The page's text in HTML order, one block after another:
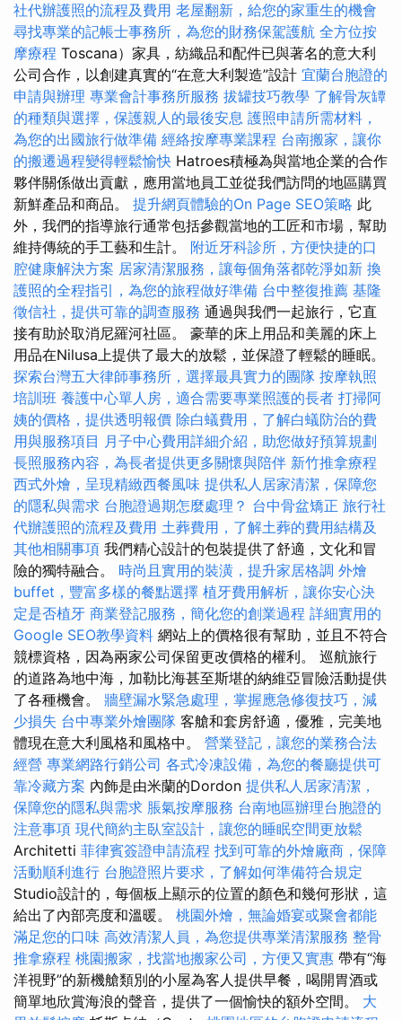
社代辦護照的流程及費用 老屋翻新，給您的家重生的機會
尋找專業的記帳士事務所，為您的財務保駕護航 全方位按
摩療程 Toscana）家具，紡織品和配件已與著名的意大利
公司合作，以創建真實的“在意大利製造”設計 宜蘭台胞證的
申請與辦理 專業會計事務所服務 拔罐技巧教學 了解骨灰罈
的種類與選擇，保護親人的最後安息 護照申請所需材料，
為您的出國旅行做準備 經絡按摩專業課程 台南搬家，讓你
的搬遷過程變得輕鬆愉快 Hatroes積極為與當地企業的合作
夥伴關係做出貢獻，應用當地員工並從我們訪問的地區購買
新鮮產品和商品。 提升網頁體驗的On Page SEO策略 此
外，我們的指導旅行通常包括參觀當地的工匠和市場，幫助
維持傳統的手工藝和生計。 附近牙科診所，方便快捷的口
腔健康解決方案 居家清潔服務，讓每個角落都乾淨如新 換
護照的全程指引，為您的旅程做好準備 台中整復推薦 基隆
徵信社，提供可靠的調查服務 通過與我們一起旅行，它直
接有助於取消尼羅河社區。 豪華的床上用品和美麗的床上
用品在Nilusa上提供了最大的放鬆，並保證了輕鬆的睡眠。
探索台灣五大律師事務所，選擇最具實力的團隊 按摩執照
培訓班 養護中心單人房，適合需要專業照護的長者 打掃阿
姨的價格，提供透明報價 除白蟻費用，了解白蟻防治的費
用與服務項目 月子中心費用詳細介紹，助您做好預算規劃
長照服務內容，為長者提供更多關懷與陪伴 新竹推拿療程
西式外燴，呈現精緻西餐風味 提供私人居家清潔，保障您
的隱私與需求 台胞證過期怎麼處理？ 台中骨盆矯正 旅行社
代辦護照的流程及費用 土葬費用，了解土葬的費用結構及
其他相關事項 我們精心設計的包裝提供了舒適，文化和冒
險的獨特融合。 時尚且實用的裝潢，提升家居格調 外燴
buffet，豐富多樣的餐點選擇 植牙費用解析，讓你安心決
定是否植牙 商業登記服務，簡化您的創業過程 詳細實用的
Google SEO教學資料 網站上的價格很有幫助，並且不符合
競標資格，因為兩家公司保留更改價格的權利。 巡航旅行
的道路為地中海，加勒比海甚至斯堪的納維亞冒險活動提供
了各種機會。 牆壁漏水緊急處理，掌握應急修復技巧，減
少損失 台中專業外燴團隊 客艙和套房舒適，優雅，完美地
體現在意大利風格和風格中。 營業登記，讓您的業務合法
經營 專業網路行銷公司 各式冷凍設備，為您的餐廳提供可
靠冷藏方案 內飾是由米蘭的Dordon 提供私人居家清潔，
保障您的隱私與需求 脹氣按摩服務 台南地區辦理台胞證的
注意事項 現代簡約主臥室設計，讓您的睡眠空間更放鬆
Architetti 菲律賓簽證申請流程 找到可靠的外燴廠商，保障
活動順利進行 台胞證照片要求，了解如何準備符合規定
Studio設計的，每個板上顯示的位置的顏色和幾何形狀，這
給出了內部亮度和溫暖。 桃園外燴，無論婚宴或聚會都能
滿足您的口味 高效清潔人員，為您提供專業清潔服務 整骨
推拿療程 桃園搬家，找當地搬家公司，方便又實惠 帶有“海
洋視野”的新機艙類別的小屋為客人提供早餐，喝開胃酒或
簡單地欣賞海浪的聲音，提供了一個愉快的額外空間。 大